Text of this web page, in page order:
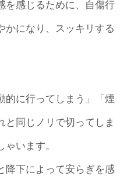
を感じるために、自傷行
かになり、スッキリする
的に行ってしまう」「煙
と同じノリで切ってしま
います。
降下によって安らぎを感